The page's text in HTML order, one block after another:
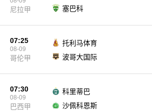
尼拉甲 塞巴科
07:25
08-09
哥伦甲
托利马体育
波哥大国际
07:30
08-09
巴西甲
科里蒂巴
沙佩科恩斯